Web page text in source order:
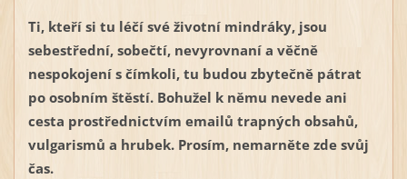
Ti, kteří si tu léčí své životní mindráky, jsou
sebestřední, sobečtí, nevyrovnaní a věčně
nespokojení s čímkoli, tu budou zbytečně pátrat
po osobním štěstí. Bohužel k němu nevede ani
cesta prostřednictvím emailů trapných obsahů,
vulgarismů a hrubek. Prosím, nemarněte zde svůj
čas.